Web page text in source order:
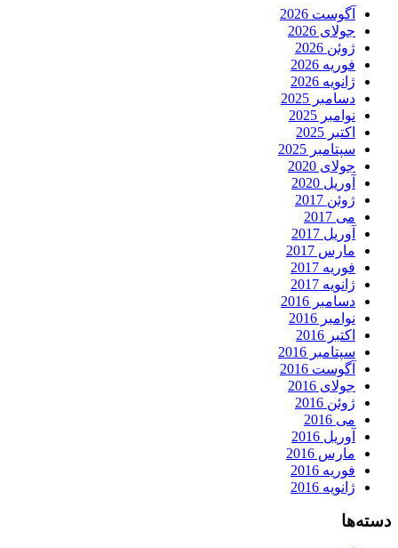
آگوست 2026
جولای 2026
ژوئن 2026
فوریه 2026
ژانویه 2026
دسامبر 2025
نوامبر 2025
اکتبر 2025
سپتامبر 2025
جولای 2020
آوریل 2020
ژوئن 2017
می 2017
آوریل 2017
مارس 2017
فوریه 2017
ژانویه 2017
دسامبر 2016
نوامبر 2016
اکتبر 2016
سپتامبر 2016
آگوست 2016
جولای 2016
ژوئن 2016
می 2016
آوریل 2016
مارس 2016
فوریه 2016
ژانویه 2016
دسته‌ها